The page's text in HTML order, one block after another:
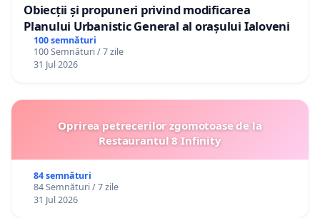
Obiecții și propuneri privind modificarea
Planului Urbanistic General al orașului Ialoveni
100 semnături
100 Semnături / 7 zile
31 Jul 2026
Oprirea petrecerilor zgomotoase de la
Restaurantul 8 Infinity
84 semnături
84 Semnături / 7 zile
31 Jul 2026